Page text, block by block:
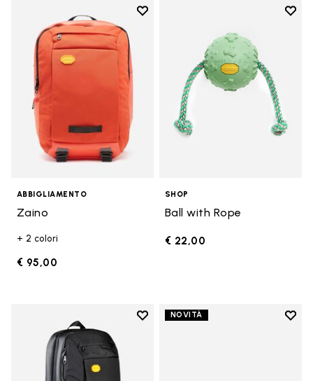
Add to wishlist
ABBIGLIAMENTO
Zaino
+ 2 colori
€ 95,00
Add
SHOP
Ball with Rope
€ 22,00
Add to wishlist
NOVITÀ
Add